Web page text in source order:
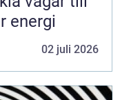
energi
02 juli 2026